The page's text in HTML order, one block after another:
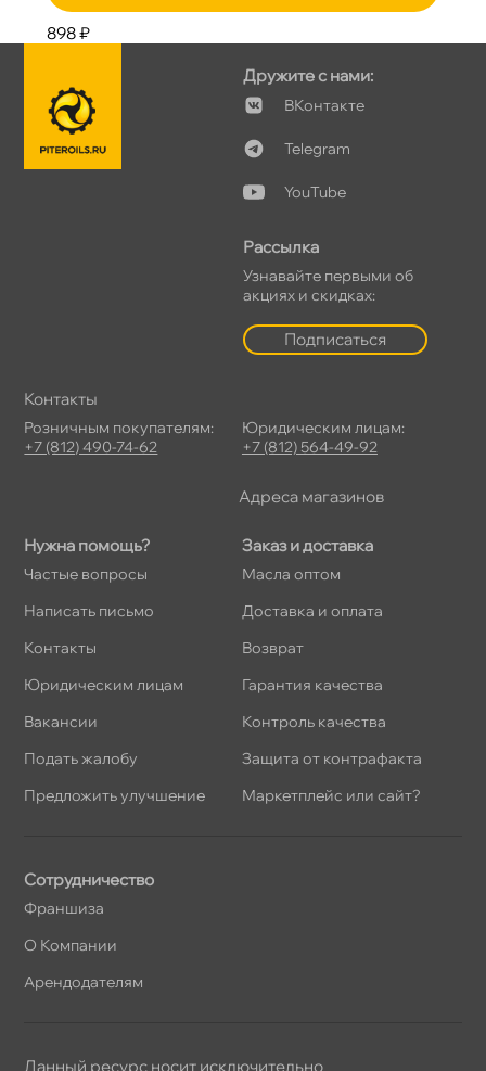
898 ₽
Нужна помощь?
Частые вопросы
Написать письмо
Контакты
Юридическим лицам
акансии
Подать жалобу
Предложить улучшение
Заказ и доставка
Масла оптом
Доставка и оплата
озврат
Гарантия качества
Контроль качества
Защита от контрафакта
Маркетплейс или сайт?
Дружите с нами:
Контакте
Telegram
YouTube
Рассылка
Узнавайте первыми о
акциях и скидках:
Подписаться
Сотрудничество
Франшиза
О Компании
Арендодателям
Контакты
Розничным покупателям:
+7 (812) 490-74-62
Юридическим лицам:
+7 (812) 564-49-92
Адреса магазино
Данный ресурс носит исключительно